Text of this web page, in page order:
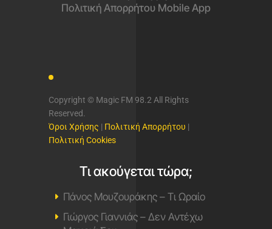
Πολιτική Απορρήτου Mobile App
Copyright © Magic FM 98.2 All Rights
Reserved.
Όροι Χρήσης | Πολιτική Απορρήτου |
Πολιτική Cookies
Τι ακούγεται τώρα;
Πάνος Μουζουράκης – Τι Ωραίο
Γιώργος Γιαννιάς – Δεν Αντέχω